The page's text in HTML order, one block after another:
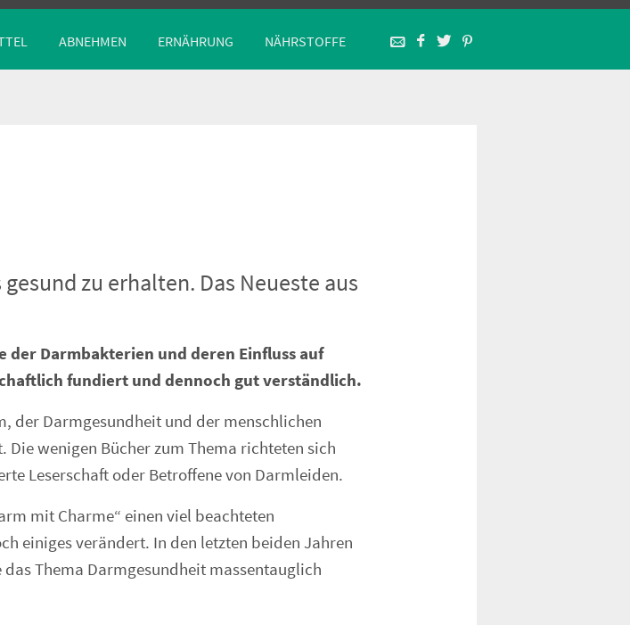
ABNEHMEN ERNÄHRUNG NÄHRSTOFFE
zu erhalten. Das Neueste aus
der Darmbakterien und deren Einfluss auf
fundiert und dennoch gut verständlich.
der Darmgesundheit und der menschlichen
wenigen Bücher zum Thema richteten sich
Leserschaft oder Betroffene von Darmleiden.
mit Charme“ einen viel beachteten
einiges verändert. In den letzten beiden Jahren
Thema Darmgesundheit massentauglich